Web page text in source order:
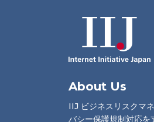
About Us
IIJ ビジネスリスクマ
バシー保護規制対応を